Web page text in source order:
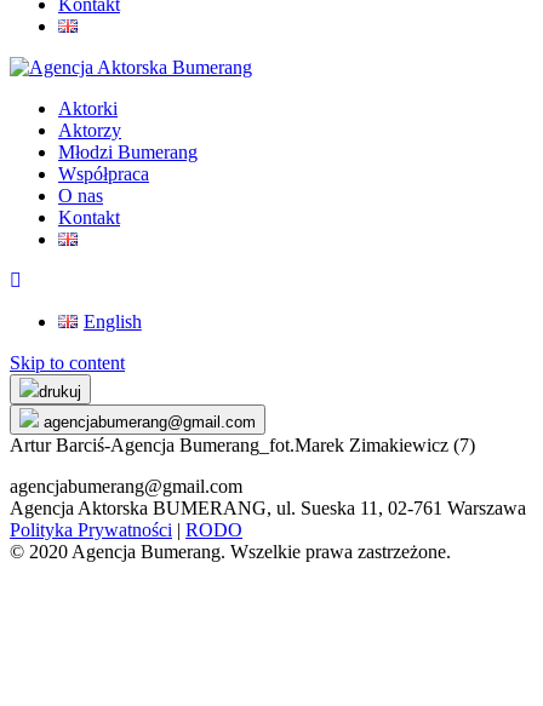
Kontakt
Aktorki
Aktorzy
Młodzi Bumerang
Współpraca
O nas
Kontakt
English
Skip to content
drukuj
agencjabumerang@gmail.com
Artur Barciś-Agencja Bumerang_fot.Marek Zimakiewicz (7)
agencjabumerang@gmail.com
Agencja Aktorska BUMERANG, ul. Sueska 11, 02-761 Warszawa
Polityka Prywatności | RODO
© 2020 Agencja Bumerang. Wszelkie prawa zastrzeżone.